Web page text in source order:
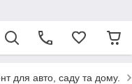
для авто, саду та дому.